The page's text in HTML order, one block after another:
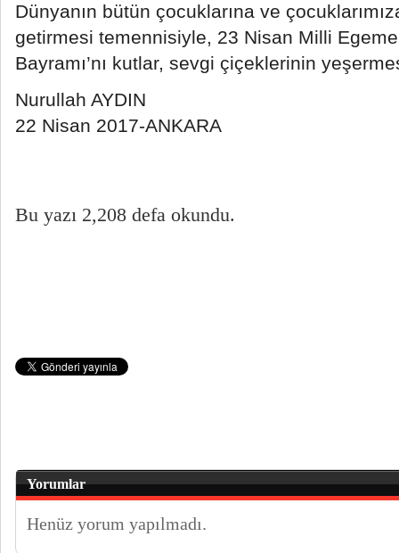
Dünyanın bütün çocuklarına ve
getirmesi temennisiyle, 23 Nisan Milli
Bayramı’nı kutlar, sevgi çiçeklerinin
Nurullah AYDIN
22 Nisan 2017-ANKARA
Bu yazı 2,208 defa okundu.
Yorumlar
Henüz yorum yapılmadı.